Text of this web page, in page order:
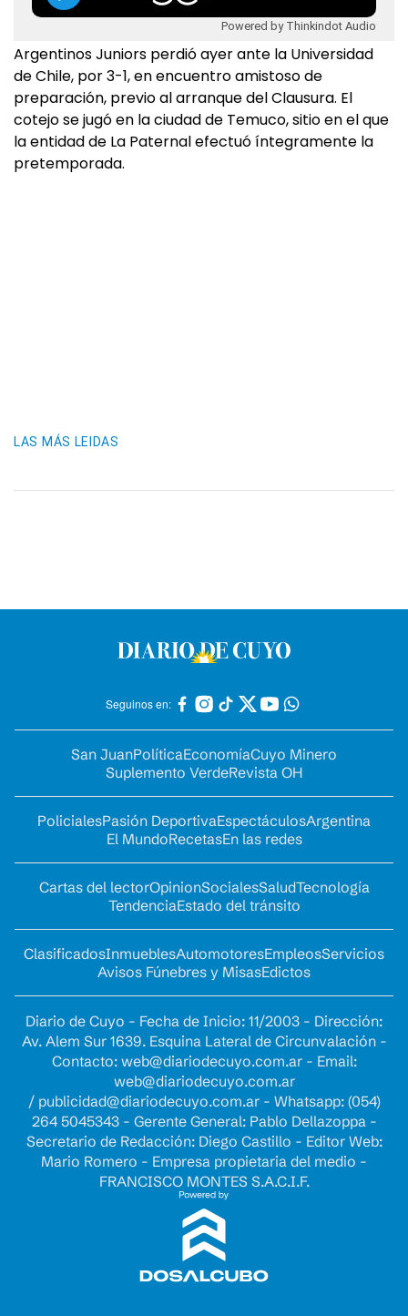
Powered by Thinkindot Audio
Argentinos Juniors perdió ayer ante la Universidad
de Chile, por 3-1, en encuentro amistoso de
preparación, previo al arranque del Clausura. El
cotejo se jugó en la ciudad de Temuco, sitio en el que
la entidad de La Paternal efectuó íntegramente la
pretemporada.
LAS MÁS LEIDAS
Seguinos en:
San JuanPolíticaEconomíaCuyo Minero
Suplemento VerdeRevista OH
PolicialesPasión DeportivaEspectáculosArgentina
El MundoRecetasEn las redes
Cartas del lectorOpinionSocialesSaludTecnología
TendenciaEstado del tránsito
ClasificadosInmueblesAutomotoresEmpleosServicios
Avisos Fúnebres y MisasEdictos
Diario de Cuyo - Fecha de Inicio: 11/2003 - Dirección:
Av. Alem Sur 1639. Esquina Lateral de Circunvalación -
Contacto: web@diariodecuyo.com.ar- Email:
web@diariodecuyo.com.ar
/ publicidad@diariodecuyo.com.ar- Whatsapp: (054)
264 5045343 - Gerente General: Pablo Dellazoppa -
Secretario de Redacción: Diego Castillo - Editor Web:
Mario Romero - Empresa propietaria del medio -
FRANCISCO MONTES S.A.C.I.F.